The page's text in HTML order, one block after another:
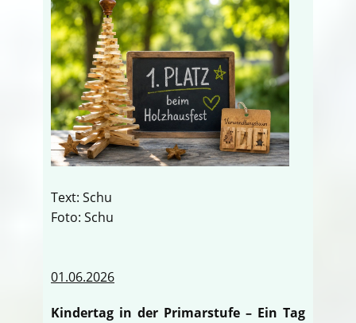
Text: Schu
Foto: Schu
01.06.2026
Kindertag in der Primarstufe – Ein Tag